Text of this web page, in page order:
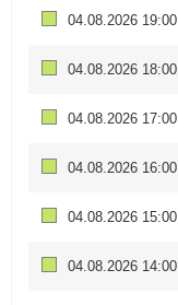
04.08.2026 19:00
04.08.2026 18:00
04.08.2026 17:00
04.08.2026 16:00
04.08.2026 15:00
04.08.2026 14:00